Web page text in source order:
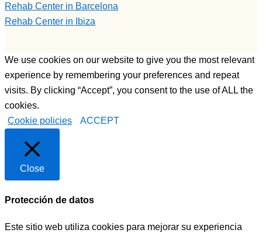
Rehab Center in Barcelona
Rehab Center in Ibiza
We use cookies on our website to give you the most relevant
experience by remembering your preferences and repeat
visits. By clicking “Accept”, you consent to the use of ALL the
cookies.
Cookie policies
ACCEPT
Close
Protección de datos
Este sitio web utiliza cookies para mejorar su experiencia